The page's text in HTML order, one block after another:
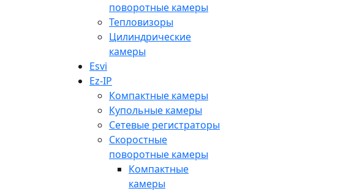
поворотные камеры
Тепловизоры
Цилиндрические
камеры
Esvi
Ez-IP
Компактные камеры
Купольные камеры
Сетевые регистраторы
Скоростные
поворотные камеры
Компактные
камеры